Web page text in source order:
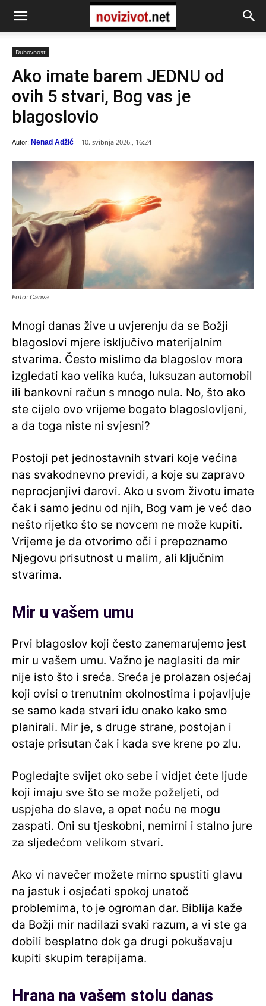
Duhovnost
Ako imate barem JEDNU od
ovih 5 stvari, Bog vas je
blagoslovio
Autor: Nenad Adžić 10. svibnja 2026., 16:24
Foto: Canva
Mnogi danas žive u uvjerenju da se Božji
blagoslovi mjere isključivo materijalnim
stvarima. Često mislimo da blagoslov mora
izgledati kao velika kuća, luksuzan automobil
ili bankovni račun s mnogo nula. No, što ako
ste cijelo ovo vrijeme bogato blagoslovljeni,
a da toga niste ni svjesni?
Postoji pet jednostavnih stvari koje većina
nas svakodnevno previdi, a koje su zapravo
neprocjenjivi darovi. Ako u svom životu imate
čak i samo jednu od njih, Bog vam je već dao
nešto rijetko što se novcem ne može kupiti.
Vrijeme je da otvorimo oči i prepoznamo
Njegovu prisutnost u malim, ali ključnim
stvarima.
Mir u vašem umu
Prvi blagoslov koji često zanemarujemo jest
mir u vašem umu. Važno je naglasiti da mir
nije isto što i sreća. Sreća je prolazan osjećaj
koji ovisi o trenutnim okolnostima i pojavljuje
se samo kada stvari idu onako kako smo
planirali. Mir je, s druge strane, postojan i
ostaje prisutan čak i kada sve krene po zlu.
Pogledajte svijet oko sebe i vidjet ćete ljude
koji imaju sve što se može poželjeti, od
uspjeha do slave, a opet noću ne mogu
zaspati. Oni su tjeskobni, nemirni i stalno jure
za sljedećom velikom stvari.
Ako vi navečer možete mirno spustiti glavu
na jastuk i osjećati spokoj unatoč
problemima, to je ogroman dar. Biblija kaže
da Božji mir nadilazi svaki razum, a vi ste ga
dobili besplatno dok ga drugi pokušavaju
kupiti skupim terapijama.
Hrana na vašem stolu danas